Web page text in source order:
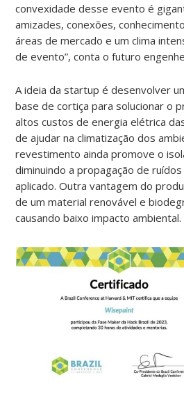
convexidade desse evento é
amizades, conexões,
áreas de mercado e um clima
de evento”, conta o futuro
A ideia da startup é desenvolver
base de cortiça para solucionar o
altos custos de energia elétrica
de ajudar na climatização dos
revestimento ainda promove o
diminuindo a propagação de
aplicado. Outra vantagem do
de um material renovável e
causando baixo impacto ambiental.